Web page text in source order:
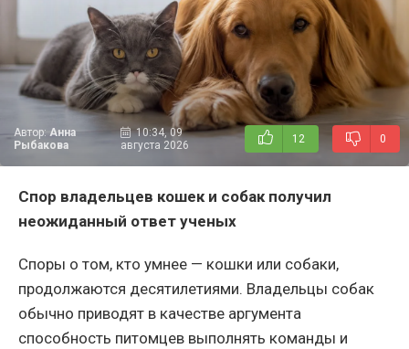
Автор:Анна
Рыбакова
10:34, 09
августа 2026
12 0
Спор владельцев кошек и собак получил
неожиданный ответ ученых
Споры о том, кто умнее — кошки или собаки,
продолжаются десятилетиями. Владельцы собак
обычно приводят в качестве аргумента
способность питомцев выполнять команды и